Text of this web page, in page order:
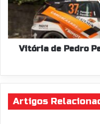
Challenge
rubro
Vitória de Pedro
Artigos